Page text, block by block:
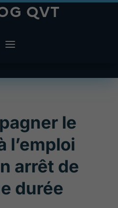
QVT
le
l’emploi
arrêt de
durée